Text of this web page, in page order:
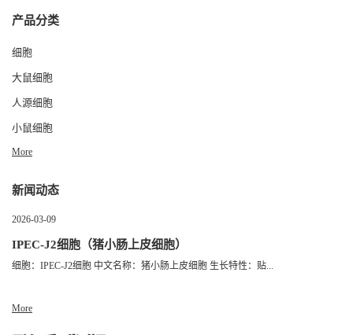
产品分类
细胞
大鼠细胞
人源细胞
小鼠细胞
More
新闻动态
2026-03-09
IPEC-J2细胞（猪小肠上皮细胞）
细胞：IPEC-J2细胞 中文名称：猪小肠上皮细胞 生长特性：贴...
More